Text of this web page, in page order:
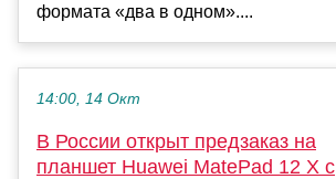
формата «два в одном»....
14:00, 14 Окт
В России открыт предзаказ на
планшет Huawei MatePad 12 X с